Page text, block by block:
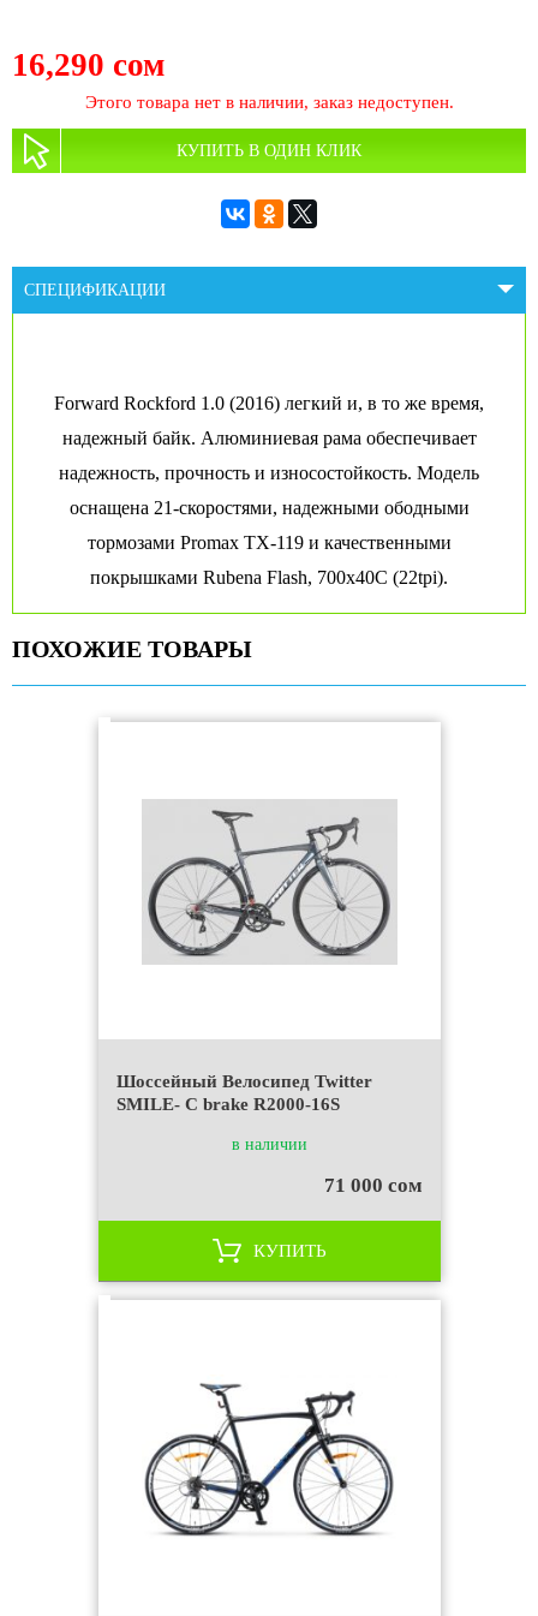
16,290 сом
Этого товара нет в наличии, заказ недоступен.
КУПИТЬ В ОДИН КЛИК
СПЕЦИФИКАЦИИ
Forward Rockford 1.0 (2016) легкий и, в то же время,
надежный байк. Алюминиевая рама обеспечивает
надежность, прочность и износостойкость. Модель
оснащена 21-скоростями, надежными ободными
тормозами Promax TX-119 и качественными
покрышками Rubena Flash, 700x40C (22tpi).
ПОХОЖИЕ ТОВАРЫ
Шоссейный Велосипед Twitter
SMILE- C brake R2000-16S
в наличии
71 000 сом
КУПИТЬ